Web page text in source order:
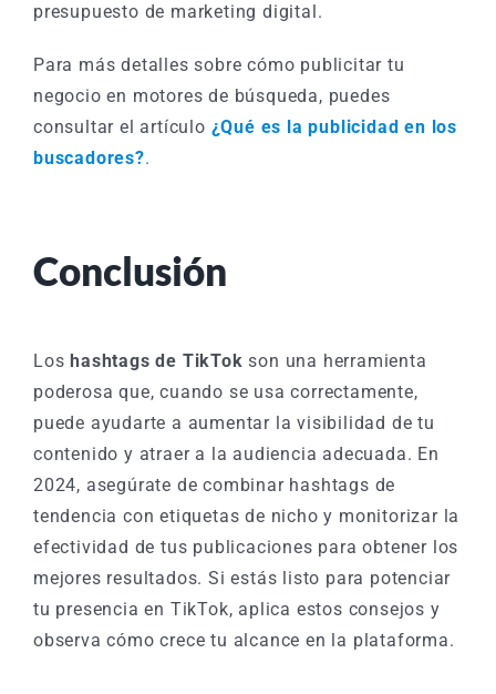
presupuesto de marketing digital.
Para más detalles sobre cómo publicitar tu
negocio en motores de búsqueda, puedes
consultar el artículo ¿Qué es la publicidad en los
buscadores?.
Conclusión
Los hashtags de TikTok son una herramienta
poderosa que, cuando se usa correctamente,
puede ayudarte a aumentar la visibilidad de tu
contenido y atraer a la audiencia adecuada. En
2024, asegúrate de combinar hashtags de
tendencia con etiquetas de nicho y monitorizar la
efectividad de tus publicaciones para obtener los
mejores resultados. Si estás listo para potenciar
tu presencia en TikTok, aplica estos consejos y
observa cómo crece tu alcance en la plataforma.